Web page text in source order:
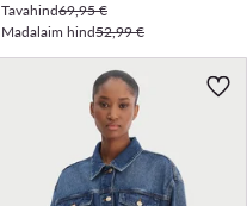
Tavahind69,95 €
Madalaim hind52,99 €